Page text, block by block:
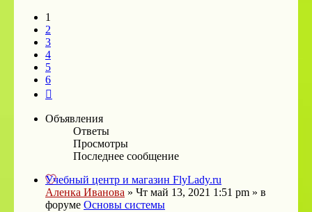
1
2
3
4
5
6
Объявления
Ответы
Просмотры
Последнее сообщение
Учебный центр и магазин FlyLady.ru
Аленка Иванова » Чт май 13, 2021 1:51 pm » в
форуме Основы системы